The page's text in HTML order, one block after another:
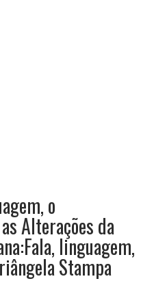
o
Alterações da
linguagem,
Stampa